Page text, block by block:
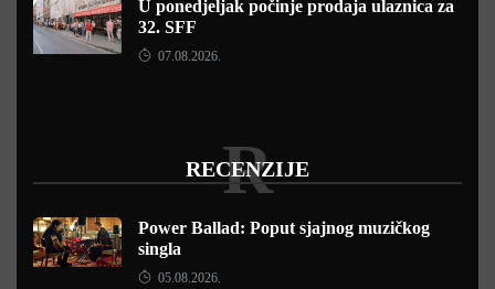
U ponedjeljak počinje prodaja ulaznica za
32. SFF
07.08.2026.
RECENZIJE
R
Power Ballad: Poput sjajnog muzičkog
singla
05.08.2026.